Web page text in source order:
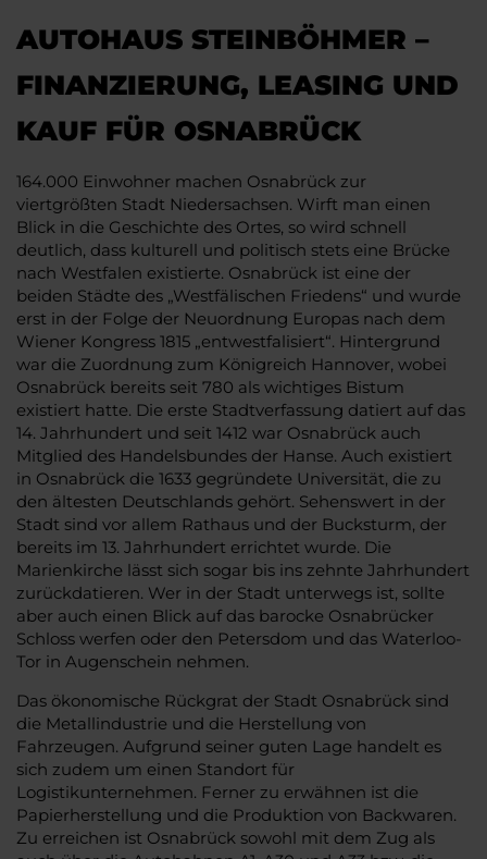
AUTOHAUS STEINBÖHMER –
FINANZIERUNG, LEASING UND
KAUF FÜR OSNABRÜCK
164.000 Einwohner machen Osnabrück zur
viertgrößten Stadt Niedersachsen. Wirft man einen
Blick in die Geschichte des Ortes, so wird schnell
deutlich, dass kulturell und politisch stets eine Brücke
nach Westfalen existierte. Osnabrück ist eine der
beiden Städte des „Westfälischen Friedens“ und wurde
erst in der Folge der Neuordnung Europas nach dem
Wiener Kongress 1815 „entwestfalisiert“. Hintergrund
war die Zuordnung zum Königreich Hannover, wobei
Osnabrück bereits seit 780 als wichtiges Bistum
existiert hatte. Die erste Stadtverfassung datiert auf das
14. Jahrhundert und seit 1412 war Osnabrück auch
Mitglied des Handelsbundes der Hanse. Auch existiert
in Osnabrück die 1633 gegründete Universität, die zu
den ältesten Deutschlands gehört. Sehenswert in der
Stadt sind vor allem Rathaus und der Bucksturm, der
bereits im 13. Jahrhundert errichtet wurde. Die
Marienkirche lässt sich sogar bis ins zehnte Jahrhundert
zurückdatieren. Wer in der Stadt unterwegs ist, sollte
aber auch einen Blick auf das barocke Osnabrücker
Schloss werfen oder den Petersdom und das Waterloo-
Tor in Augenschein nehmen.
Das ökonomische Rückgrat der Stadt Osnabrück sind
die Metallindustrie und die Herstellung von
Fahrzeugen. Aufgrund seiner guten Lage handelt es
sich zudem um einen Standort für
Logistikunternehmen. Ferner zu erwähnen ist die
Papierherstellung und die Produktion von Backwaren.
Zu erreichen ist Osnabrück sowohl mit dem Zug als